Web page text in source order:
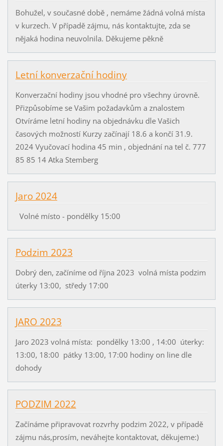
Bohužel, v současné době , nemáme žádná volná místa
v kurzech. V případě zájmu, nás kontaktujte, zda se
nějaká hodina neuvolnila. Děkujeme pěkně
Letní konverzační hodiny
Konverzační hodiny jsou vhodné pro všechny úrovně.
Přizpůsobíme se Vašim požadavkům a znalostem
Otvíráme letní hodiny na objednávku dle Vašich
časových možností Kurzy začínají 18.6 a končí 31.9.
2024 Vyučovací hodina 45 min , objednání na tel č. 777
85 85 14 Atka Stemberg
Jaro 2024
Volné místo - pondělky 15:00
Podzim 2023
Dobrý den, začíníme od října 2023 volná místa podzim
úterky 13:00, středy 17:00
JARO 2023
Jaro 2023 volná místa: pondělky 13:00 , 14:00 úterky:
13:00, 18:00 pátky 13:00, 17:00 hodiny on line dle
dohody
PODZIM 2022
Začínáme připravovat rozvrhy podzim 2022, v případě
zájmu nás,prosím, neváhejte kontaktovat, děkujeme:)